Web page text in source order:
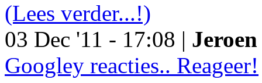
(Lees verder...!)
03 Dec '11 - 17:08 |
Googley reacties.. Reageer!